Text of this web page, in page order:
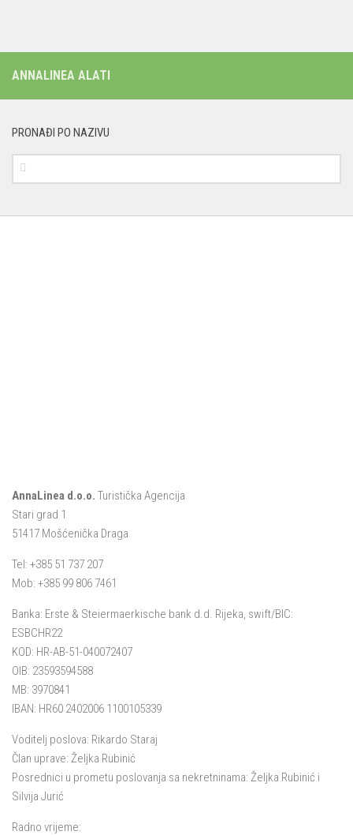
ANNALINEA ALATI
PRONAĐI PO NAZIVU
AnnaLinea d.o.o. Turistička Agencija
Stari grad 1
51417 Mošćenička Draga
Tel: +385 51 737 207
Mob: +385 99 806 7461
Banka: Erste & Steiermaerkische bank d.d. Rijeka, swift/BIC:
ESBCHR22
KOD: HR-AB-51-040072407
OIB: 23593594588
MB: 3970841
IBAN: HR60 2402006 1100105339
Voditelj poslova: Rikardo Staraj
Član uprave: Željka Rubinić
Posrednici u prometu poslovanja sa nekretninama: Željka Rubinić i
Silvija Jurić
Radno vrijeme: